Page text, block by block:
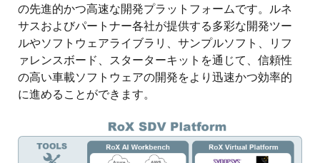
の先進的かつ高速な開発プラットフォームです。ルネ
サスおよびパートナー各社が提供する多彩な開発ツー
ルやソフトウェアライブラリ、サンプルソフト、リフ
ァレンスボード、スターターキットを通じて、信頼性
の高い車載ソフトウェアの開発をより迅速かつ効率的
に進めることができます。